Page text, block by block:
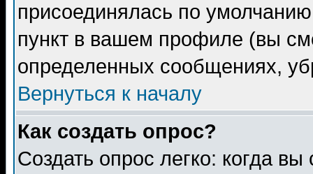
присоединялась по
пункт в вашем профиле (вы
определенных сообщениях,
Вернуться к началу
Как создать опрос?
Создать опрос легко: когда